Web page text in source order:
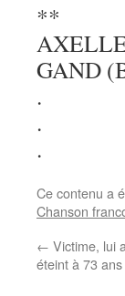
**
GAND
.
.
.
Ce contenu a
Chanson
← Victime, lui
éteint à 73 ans